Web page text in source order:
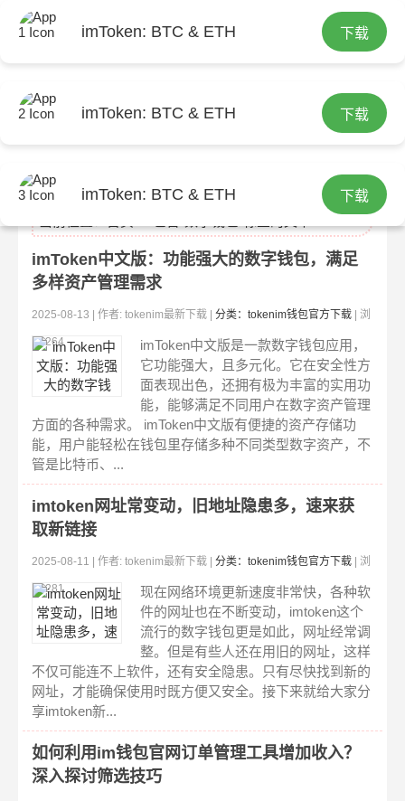
imToken: BTC & ETH 下载
imToken: BTC & ETH 下载
imToken: BTC & ETH 下载
imToken中文版：功能强大的数字钱包，满足
多样资产管理需求
2025-08-13 | 作者: tokenim最新下载 | 分类：tokenim钱包官方下载 | 浏
览:264
imToken中文版是一款数字钱包应用，
它功能强大，且多元化。它在安全性方
面表现出色，还拥有极为丰富的实用功
能，能够满足不同用户在数字资产管理
方面的各种需求。 imToken中文版有便捷的资产存储功
能，用户能轻松在钱包里存储多种不同类型数字资产，不
管是比特币、...
imtoken网址常变动，旧地址隐患多，速来获
取新链接
2025-08-11 | 作者: tokenim最新下载 | 分类：tokenim钱包官方下载 | 浏
览:281
现在网络环境更新速度非常快，各种软
件的网址也在不断变动，imtoken这个
流行的数字钱包更是如此，网址经常调
整。但是有些人还在用旧的网址，这样
不仅可能连不上软件，还有安全隐患。只有尽快找到新的
网址，才能确保使用时既方便又安全。接下来就给大家分
享imtoken新...
如何利用im钱包官网订单管理工具增加收入？
深入探讨筛选技巧